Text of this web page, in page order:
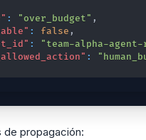
: "over_budget" ,
: false,
: "team-alpha-agent-
:
de propagación: